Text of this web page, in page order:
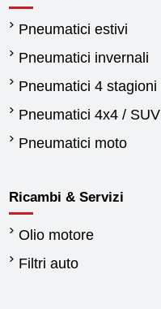
Pneumatici estivi
Pneumatici invernali
Pneumatici 4 stagioni
Pneumatici 4x4 / SUV
Pneumatici moto
Ricambi & Servizi
Olio motore
Filtri auto